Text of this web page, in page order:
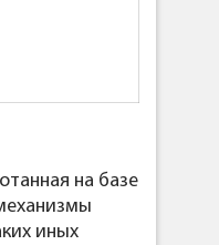
на базе
иных